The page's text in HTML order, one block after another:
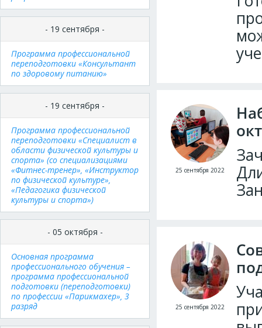
- 19 сентября -
Программа профессиональной
переподготовки «Консультант
по здоровому питанию»
- 19 сентября -
Программа профессиональной
переподготовки «Специалист в
области физической культуры и
спорта» (со специализациями
«Фитнес-тренер», «Инструктор
по физической культуре»,
«Педагогика физической
культуры и спорта»)
- 05 октября -
Основная программа
профессионального обучения –
программа профессиональной
подготовки (переподготовки)
по профессии «Парикмахер», 3
разряд
25 сентября 2022
25 сентября 2022